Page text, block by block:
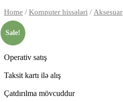
Home / Komputer hissələri / Aksesuar
Sale!
Operativ satış
Taksit kartı ilə alış
Çatdırılma mövcuddur